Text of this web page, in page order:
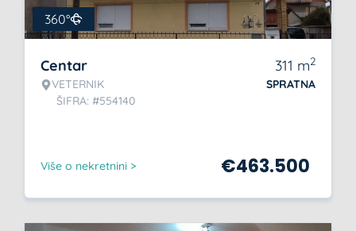
360°
Centar
VETERNIK
ŠIFRA: #554140
311 m2
SPRATNA
Više o nekretnini > €463.500